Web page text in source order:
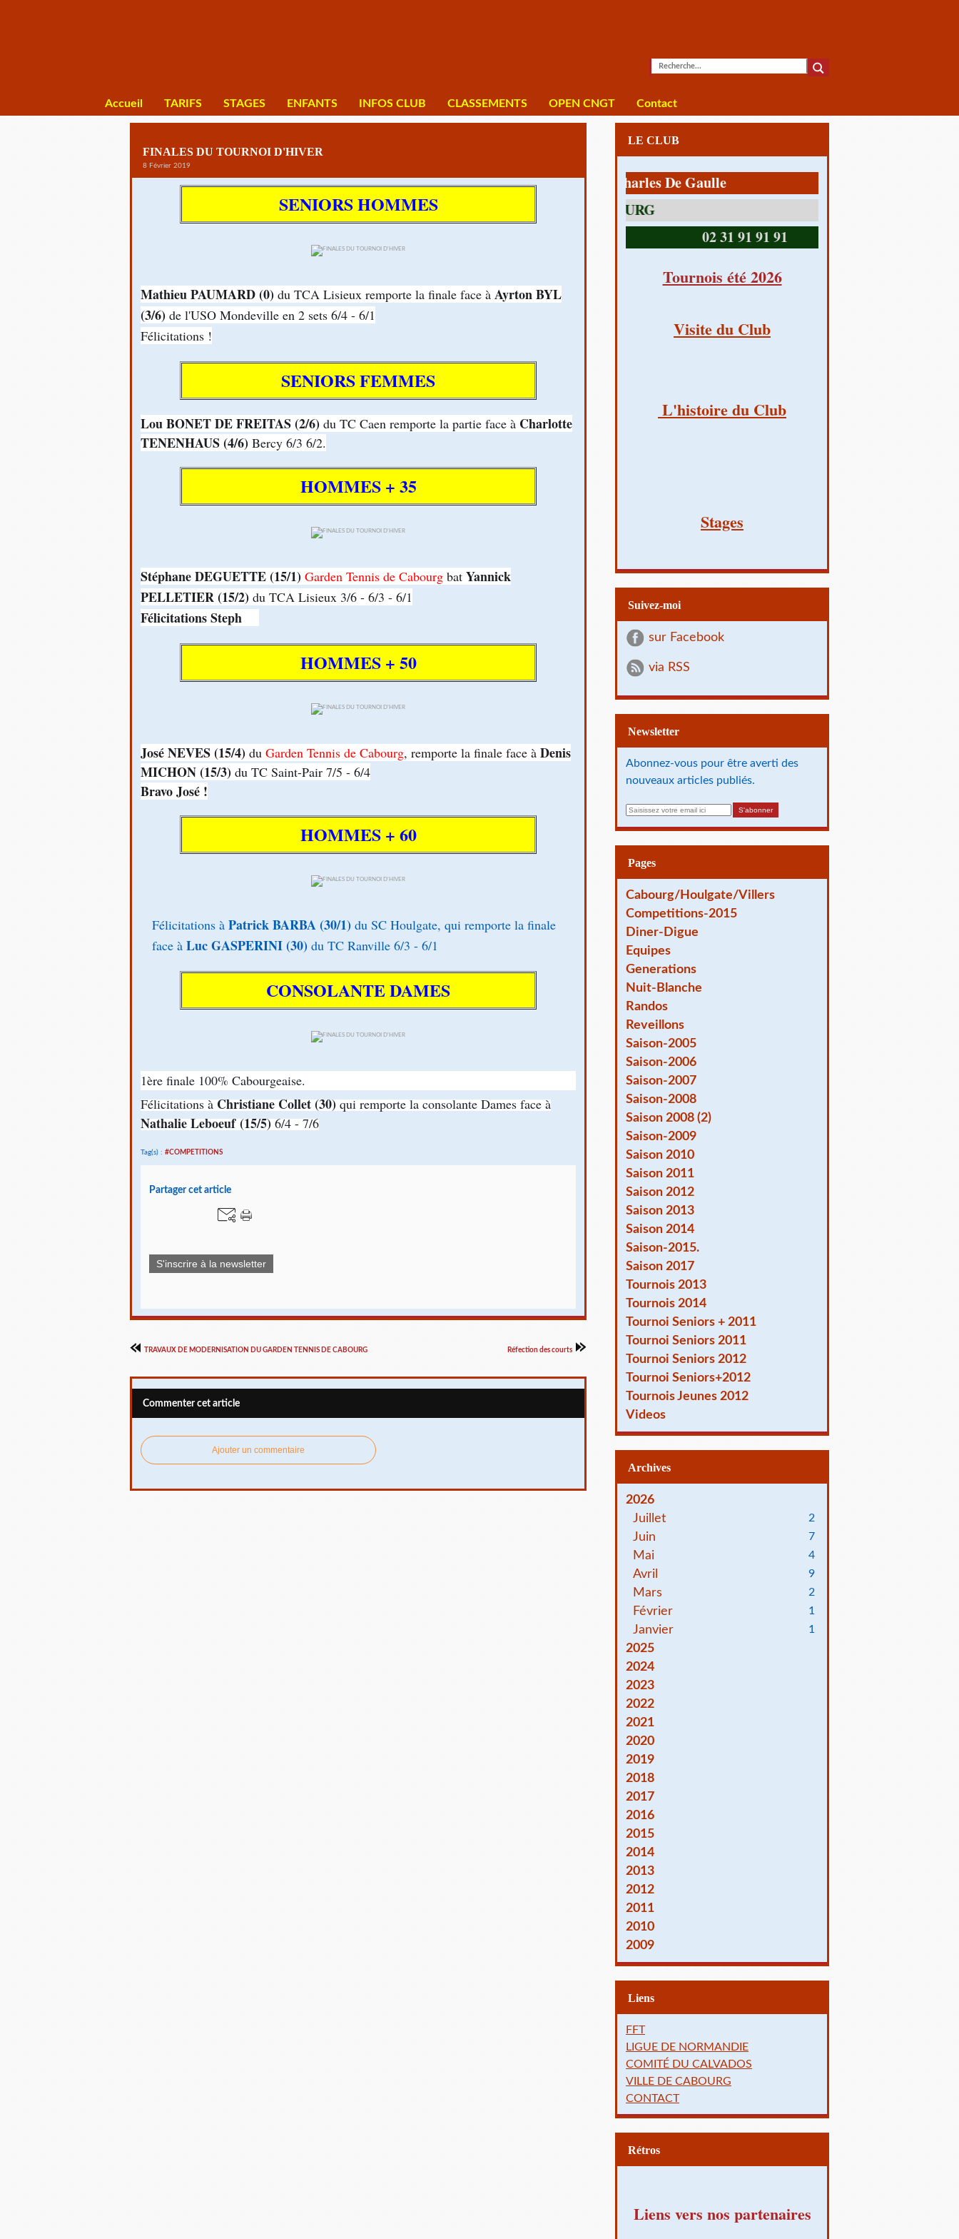
Accueil TARIFS STAGES ENFANTS INFOS CLUB CLASSEMENTS OPEN CNGT Contact
FINALES DU TOURNOI D'HIVER
8 Février 2019
SENIORS HOMMES
Mathieu PAUMARD (0) du TCA Lisieux remporte la finale face à Ayrton BYL
(3/6) de l'USO Mondeville en 2 sets 6/4 - 6/1
Félicitations !
SENIORS FEMMES
Lou BONET DE FREITAS (2/6) du TC Caen remporte la partie face à Charlotte
TENENHAUS (4/6) Bercy 6/3 6/2.
HOMMES + 35
Stéphane DEGUETTE (15/1) Garden Tennis de Cabourg bat Yannick
PELLETIER (15/2) du TCA Lisieux 3/6 - 6/3 - 6/1
Félicitations Steph 👍
HOMMES + 50
José NEVES (15/4) du Garden Tennis de Cabourg, remporte la finale face à Denis
MICHON (15/3) du TC Saint-Pair 7/5 - 6/4
Bravo José !
HOMMES + 60
Félicitations à Patrick BARBA (30/1) du SC Houlgate, qui remporte la finale
face à Luc GASPERINI (30) du TC Ranville 6/3 - 6/1
CONSOLANTE DAMES
1ère finale 100% Cabourgeaise.
Félicitations àChristiane Collet (30)qui remporte la consolante Dames face à
Nathalie Leboeuf (15/5)6/4 - 7/6
Tag(s) : #COMPETITIONS
Partager cet article
S'inscrire à la newsletter
TRAVAUX DE MODERNISATION DU GARDEN TENNIS DE CABOURG Réfection des courts
Commenter cet article
Ajouter un commentaire
LE CLUB
1 av Charles De Gaulle
02 31 91 91 91
Tournois été 2026
Visite du Club
L'histoire du Club
Stages
Suivez-moi
sur Facebook
via RSS
Newsletter
Abonnez-vous pour être averti des
nouveaux articles publiés.
a
i
Pages
Cabourg/Houlgate/Villers
Competitions-2015
Diner-Digue
Equipes
Generations
Nuit-Blanche
Randos
Reveillons
Saison-2005
Saison-2006
Saison-2007
Saison-2008
Saison 2008 (2)
Saison-2009
Saison 2010
Saison 2011
Saison 2012
Saison 2013
Saison 2014
Saison-2015.
Saison 2017
Tournois 2013
Tournois 2014
Tournoi Seniors + 2011
Tournoi Seniors 2011
Tournoi Seniors 2012
Tournoi Seniors+2012
Tournois Jeunes 2012
Videos
Archives
2026
Juillet
2
Juin 7
Mai 4
Avril 9
Mars 2
Février 1
Janvier 1
2025
2024
2023
2022
2021
2020
2019
2018
2017
2016
2015
2014
2013
2012
2011
2010
2009
Liens
FFT
LIGUE DE NORMANDIE
COMITÉ DU CALVADOS
VILLE DE CABOURG
CONTACT
Rétros
Liens vers nos partenaires